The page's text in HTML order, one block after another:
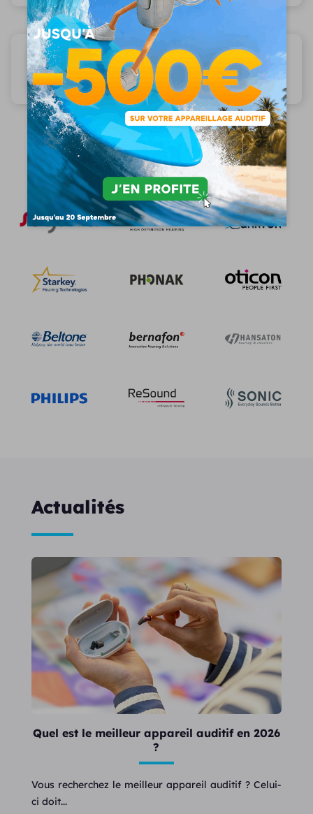
Des services haut de gamme
97% de patients satisfaits
Nos marques partenaires
Actualités
Quel est le meilleur appareil auditif en 2026
?
Vous recherchez le meilleur appareil auditif ? Celui-
ci doit...